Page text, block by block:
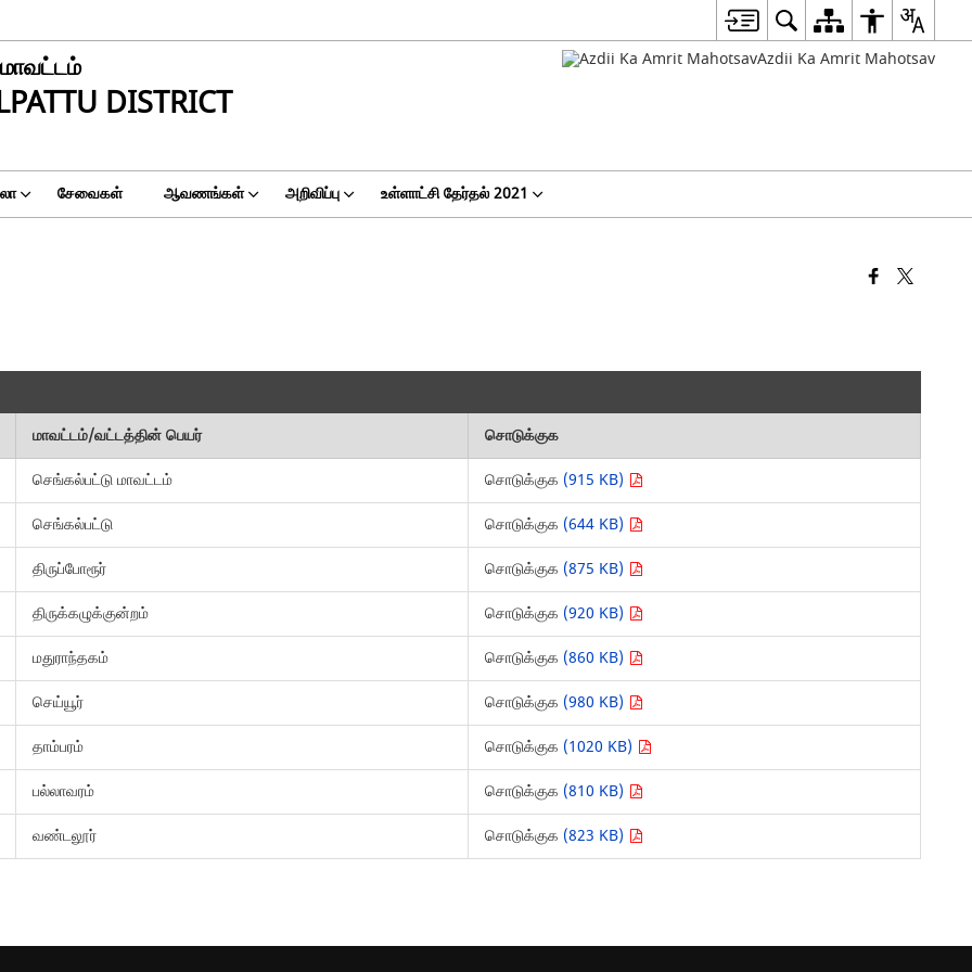
DISTRICT
சேவைகள் ஆவணங்கள் அறிவிப்பு உள்ளாட்சி தேர்தல் 2021
மாவட்டம்/வட்டத்தின் பெயர்
சொடுக்குக
செங்கல்பட்டு மாவட்டம் சொடுக்குக (915 KB)
செங்கல்பட்டு சொடுக்குக (644 KB)
திருப்போரூர் சொடுக்குக (875 KB)
திருக்கழுக்குன்றம் சொடுக்குக (920 KB)
மதுராந்தகம் சொடுக்குக (860 KB)
செய்யூர் சொடுக்குக (980 KB)
தாம்பரம் சொடுக்குக (1020 KB)
பல்லாவரம் சொடுக்குக (810 KB)
வண்டலூர் சொடுக்குக (823 KB)